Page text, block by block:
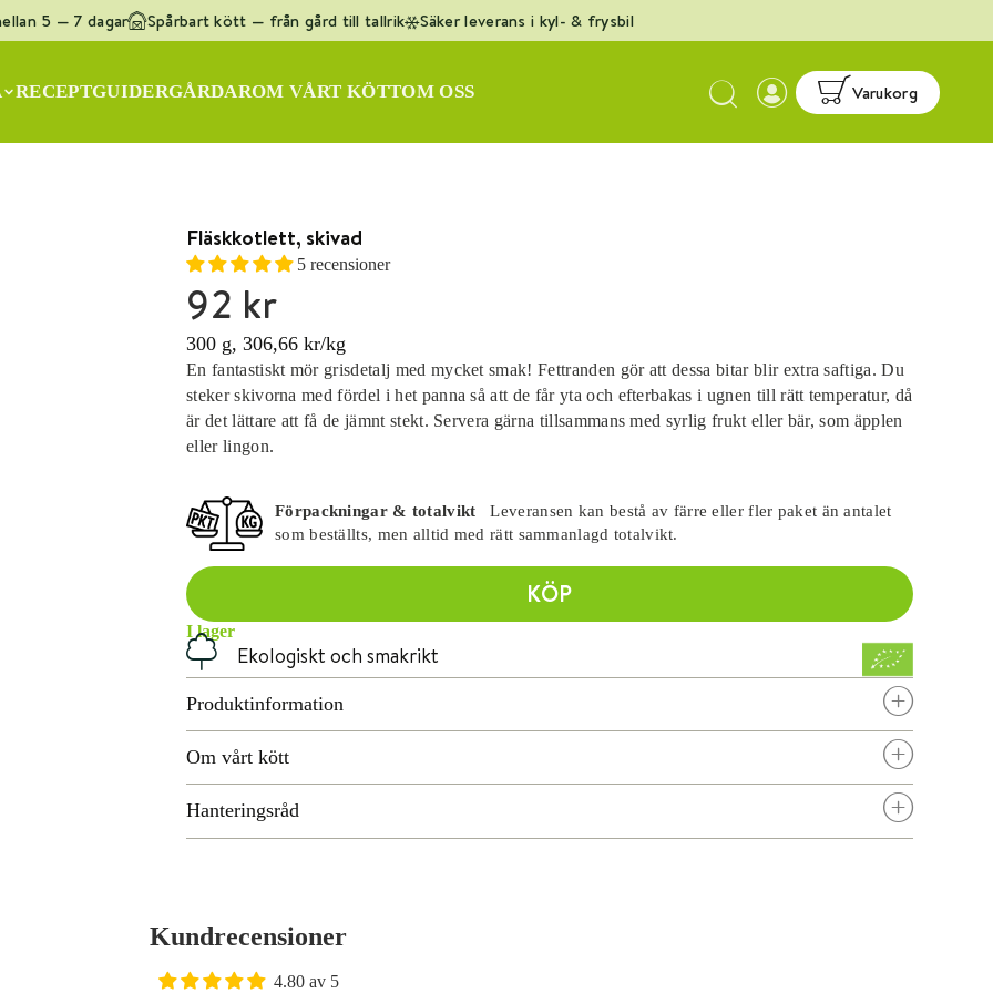
5 — 7 dagarqSpårbart kött — från gård till tallrik]Säker leverans i kyl- & frysbil
RECEPTGUIDERGÅRDAROM VÅRT KÖTTOM OSS d n b Varukorg
Esc
Fläskkotlett, skivad
5 recensioner
92 kr
300 g, 306,66 kr/kg
En fantastiskt mör grisdetalj med mycket smak! Fettranden gör att dessa bitar blir extra saftiga. Du
steker skivorna med fördel i het panna så att de får yta och efterbakas i ugnen till rätt temperatur, då
är det lättare att få de jämnt stekt. Servera gärna tillsammans med syrlig frukt eller bär, som äpplen
eller lingon.
Förpackningar & totalvikt
Leveransen kan bestå av färre eller fler paket än antalet
som beställts, men alltid med rätt sammanlagd totalvikt.
KÖP
I lager
r Ekologiskt och smakrikt
Produktinformation S
Om vårt kött S
Hanteringsråd S
Kundrecensioner
4.80 av 5